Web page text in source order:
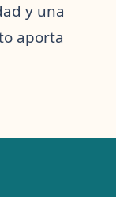
y una
aporta